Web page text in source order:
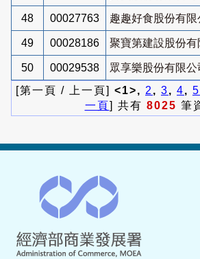
48 00027763 趣趣好食股份有限
49 00028186 聚寶第建設股份有
50 00029538
眾享樂股份有限公
[第一頁 / 上一頁] <1>, 2 , 3, 4, 5
一頁] 共有 8025 筆